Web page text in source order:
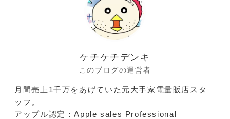
ケチケチデンキ
このブログの運営者
月間売上1千万をあげていた元大手家電量販店スタ
ッフ。
アップル認定：Apple sales Professional